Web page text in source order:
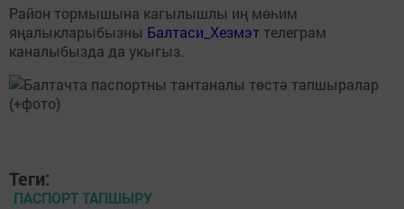
Район тормышына кагылышлы иң мөһим
яңалыкларыбызны Балтаси_Хезмэт телеграм
каналыбызда да укыгыз.
Теги:
ПАСПОРТ ТАПШЫРУ